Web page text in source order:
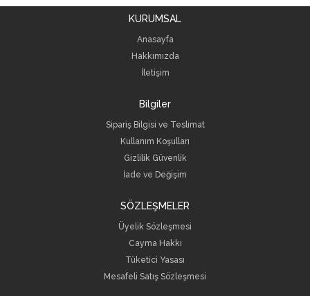
KURUMSAL
Anasayfa
Hakkımızda
İletişim
Bilgiler
Sipariş Bilgisi ve Teslimat
Kullanım Koşulları
Gizlilik Güvenlik
İade ve Değişim
SÖZLEŞMELER
Üyelik Sözleşmesi
Cayma Hakkı
Tüketici Yasası
Mesafeli Satış Sözleşmesi